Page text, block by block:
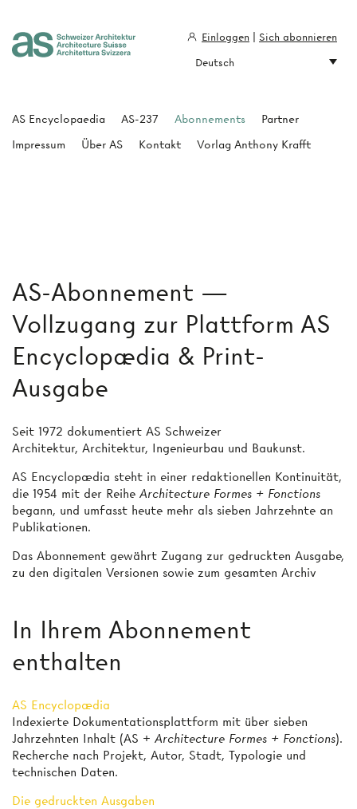
AS-Abonnement —
Vollzugang zur Plattform AS
Encyclopædia & Print-
Ausgabe
Seit 1972 dokumentiert AS Schweizer
Architektur, Architektur, Ingenieurbau und Baukunst.
AS Encyclopædia steht in einer redaktionellen Kontinuität,
die 1954 mit der Reihe Architecture Formes + Fonctions
begann, und umfasst heute mehr als sieben Jahrzehnte an
Publikationen.
Das Abonnement gewährt Zugang zur gedruckten Ausgabe,
zu den digitalen Versionen sowie zum gesamten Archiv
In Ihrem Abonnement
enthalten
AS Encyclopædia
Indexierte Dokumentationsplattform mit über sieben
Jahrzehnten Inhalt (AS + Architecture Formes + Fonctions).
Recherche nach Projekt, Autor, Stadt, Typologie und
technischen Daten.
Die gedruckten Ausgaben
AS Encyclopaedia AS-237 Abonnements
Partner
Impressum
Über AS Kontakt Vorlag Anthony Krafft
Einloggen
Sich abonnieren
Deutsch